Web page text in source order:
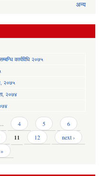
अन्य
कार्यविधि २०७५
२०७५
२०७४
4 5
6
11 12
next ›